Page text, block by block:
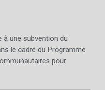
à une subvention du
le cadre du Programme
pour